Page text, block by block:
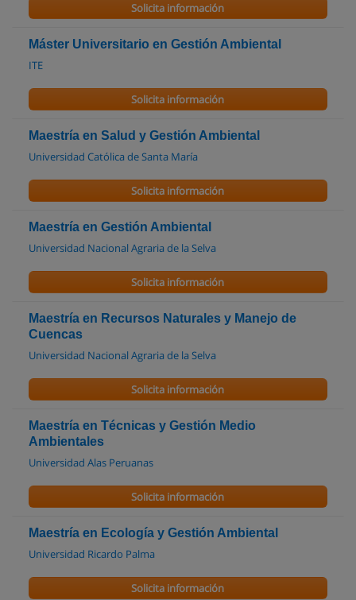
Solicita información
Máster Universitario en Gestión Ambiental
ITE
Solicita información
Maestría en Salud y Gestión Ambiental
Universidad Católica de Santa María
Solicita información
Maestría en Gestión Ambiental
Universidad Nacional Agraria de la Selva
Solicita información
Maestría en Recursos Naturales y Manejo de
Cuencas
Universidad Nacional Agraria de la Selva
Solicita información
Maestría en Técnicas y Gestión Medio
Ambientales
Universidad Alas Peruanas
Solicita información
Maestría en Ecología y Gestión Ambiental
Universidad Ricardo Palma
Solicita información